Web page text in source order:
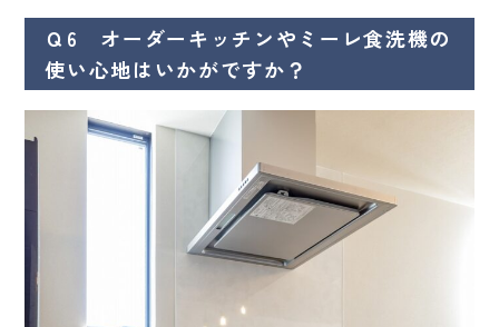
Ｑ6 オーダーキッチンやミーレ食洗機の
使い心地はいかがですか？